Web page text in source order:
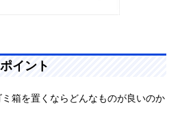
イント
箱を置くならどんなものが良いのか